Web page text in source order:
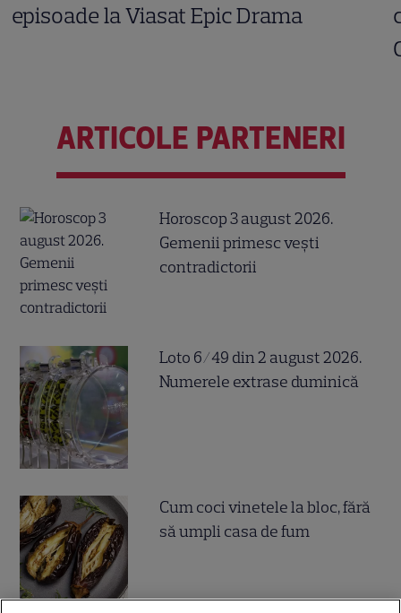
episoade la Viasat Epic Drama
ARTICOLE PARTENERI
Horoscop 3 august 2026.
Gemenii primesc vești
contradictorii
Loto 6/49 din 2 august 2026.
Numerele extrase duminică
Cum coci vinetele la bloc, fără
să umpli casa de fum